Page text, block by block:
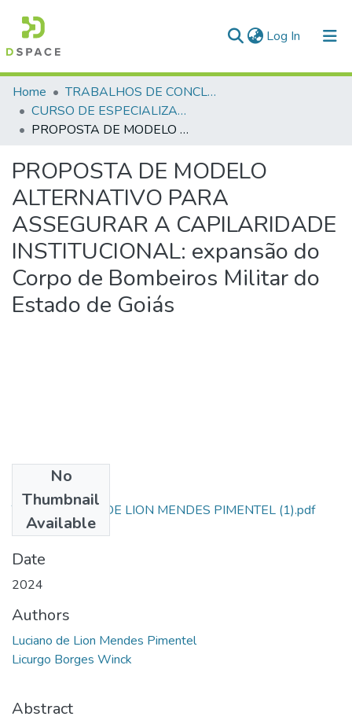
Log In (current)
Communities & Collections
All of DSpace
Home
TRABALHOS DE CONCLUSÃO DE CURSO - CEGESP (CURSO DE ESPECIALIZAÇÃO EM GERENCIAMENTO EM SEGURANÇA PÚBLICA)
CURSO DE ESPECIALIZAÇÃO EM GERENCIAMENTO EM SEGURANÇA PÚBLICA - CEGESP - 2024
PROPOSTA DE MODELO ALTERNATIVO PARA ASSEGURAR A CAPILARIDADE INSTITUCIONAL: expansão do Corpo de Bombeiros Militar do Estado de Goiás
PROPOSTA DE MODELO
ALTERNATIVO PARA
ASSEGURAR A CAPILARIDADE
INSTITUCIONAL: expansão do
Corpo de Bombeiros Militar do
Estado de Goiás
No
Thumbnail
Available
TCC - LUCIANO DE LION MENDES PIMENTEL (1).pdf
(541.48 KB)
Date
2024
Authors
Luciano de Lion Mendes Pimentel
Licurgo Borges Winck
Abstract